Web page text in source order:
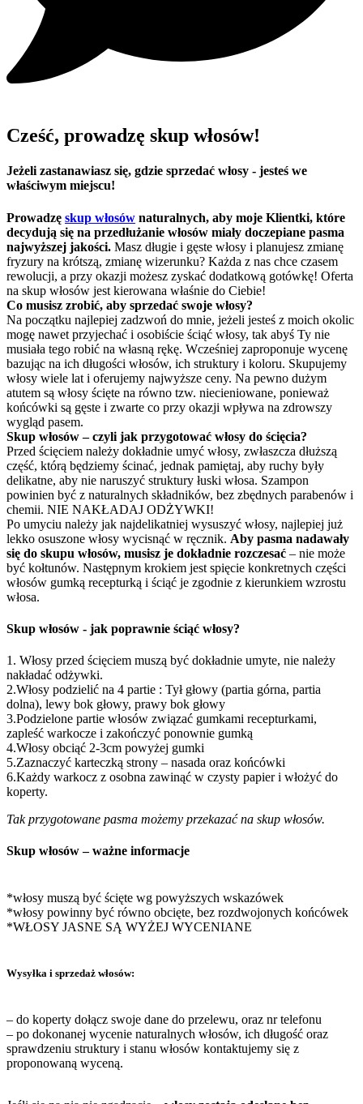
Cześć, prowadzę skup włosów!
Jeżeli zastanawiasz się, gdzie sprzedać włosy - jesteś we
właściwym miejscu!
Prowadzę skup włosów naturalnych, aby moje Klientki, które
decydują się na przedłużanie włosów miały doczepiane pasma
najwyższej jakości. Masz długie i gęste włosy i planujesz zmianę
fryzury na krótszą, zmianę wizerunku? Każda z nas chce czasem
rewolucji, a przy okazji możesz zyskać dodatkową gotówkę! Oferta
na skup włosów jest kierowana właśnie do Ciebie!
Co musisz zrobić, aby sprzedać swoje włosy?
Na początku najlepiej zadzwoń do mnie, jeżeli jesteś z moich okolic
mogę nawet przyjechać i osobiście ściąć włosy, tak abyś Ty nie
musiała tego robić na własną rękę. Wcześniej zaproponuje wycenę
bazując na ich długości włosów, ich struktury i koloru. Skupujemy
włosy wiele lat i oferujemy najwyższe ceny. Na pewno dużym
atutem są włosy ścięte na równo tzw. niecieniowane, ponieważ
końcówki są gęste i zwarte co przy okazji wpływa na zdrowszy
wygląd pasem.
Skup włosów – czyli jak przygotować włosy do ścięcia?
Przed ścięciem należy dokładnie umyć włosy, zwłaszcza dłuższą
część, którą będziemy ścinać, jednak pamiętaj, aby ruchy były
delikatne, aby nie naruszyć struktury łuski włosa. Szampon
powinien być z naturalnych składników, bez zbędnych parabenów i
chemii. NIE NAKŁADAJ ODŻYWKI!
Po umyciu należy jak najdelikatniej wysuszyć włosy, najlepiej już
lekko osuszone włosy wycisnąć w ręcznik. Aby pasma nadawały
się do skupu włosów, musisz je dokładnie rozczesać – nie może
być kołtunów. Następnym krokiem jest spięcie konkretnych części
włosów gumką recepturką i ściąć je zgodnie z kierunkiem wzrostu
włosa.
Skup włosów - jak poprawnie ściąć włosy?
1. Włosy przed ścięciem muszą być dokładnie umyte, nie należy
nakładać odżywki.
2.Włosy podzielić na 4 partie : Tył głowy (partia górna, partia
dolna), lewy bok głowy, prawy bok głowy
3.Podzielone partie włosów związać gumkami recepturkami,
zapleść warkocze i zakończyć ponownie gumką
4.Włosy obciąć 2-3cm powyżej gumki
5.Zaznaczyć karteczką strony – nasada oraz końcówki
6.Każdy warkocz z osobna zawinąć w czysty papier i włożyć do
koperty.
Tak przygotowane pasma możemy przekazać na skup włosów.
Skup włosów – ważne informacje
*włosy muszą być ścięte wg powyższych wskazówek
*włosy powinny być równo obcięte, bez rozdwojonych końcówek
*WŁOSY JASNE SĄ WYŻEJ WYCENIANE
Wysyłka i sprzedaż włosów:
– do koperty dołącz swoje dane do przelewu, oraz nr telefonu
– po dokonanej wycenie naturalnych włosów, ich długość oraz
sprawdzeniu struktury i stanu włosów kontaktujemy się z
proponowaną wyceną.